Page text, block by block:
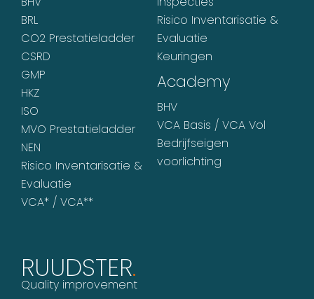
BRL
CO2 Prestatieladder
CSRD
GMP
HKZ
ISO
MVO Prestatieladder
NEN
Risico Inventarisatie &
Evaluatie
VCA* / VCA**
Risico Inventarisatie &
Evaluatie
Keuringen
Academy
BHV
VCA Basis / VCA Vol
Bedrijfseigen
voorlichting
RUUDSTER.
Quality improvement